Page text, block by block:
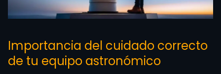
Importancia del cuidado correcto
de tu equipo astronómico